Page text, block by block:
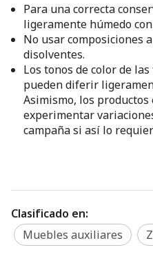
Para una correcta
ligeramente húmedo
No usar composiciones
disolventes.
Los tonos de color de
pueden diferir
Asimismo, los
experimentar
campaña si así lo
Clasificado en:
Muebles auxiliares